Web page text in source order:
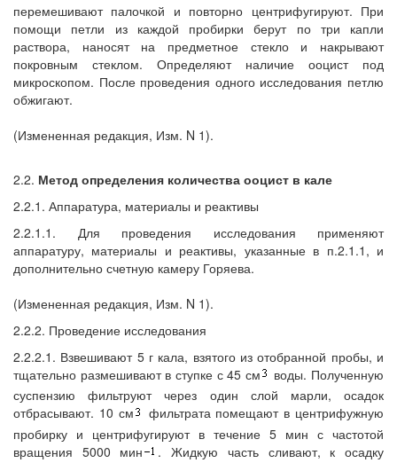
перемешивают палочкой и повторно центрифугируют. При
помощи петли из каждой пробирки берут по три капли
раствора, наносят на предметное стекло и накрывают
покровным стеклом. Определяют наличие ооцист под
микроскопом. После проведения одного исследования петлю
обжигают.
(Измененная редакция, Изм. N 1).
2.2. Метод определения количества ооцист в кале
2.2.1. Аппаратура, материалы и реактивы
2.2.1.1. Для проведения исследования применяют
аппаратуру, материалы и реактивы, указанные в п.2.1.1, и
дополнительно счетную камеру Горяева.
(Измененная редакция, Изм. N 1).
2.2.2. Проведение исследования
2.2.2.1. Взвешивают 5 г кала, взятого из отобранной пробы, и
тщательно размешивают в ступке с 45 см
воды. Полученную
суспензию фильтруют через один слой марли, осадок
отбрасывают. 10 см
фильтрата помещают в центрифужную
пробирку и центрифугируют в течение 5 мин с частотой
вращения 5000 мин
. Жидкую часть сливают, к осадку